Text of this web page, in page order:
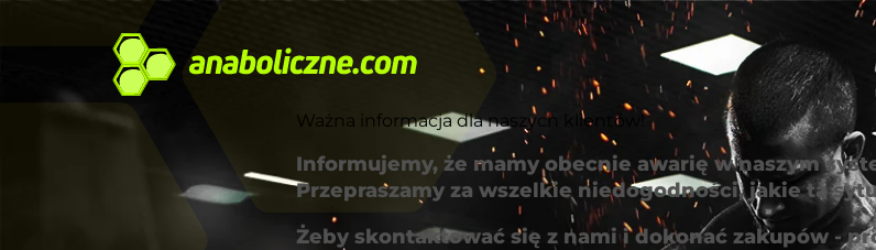
Ważna informacja dla naszych klientów!
Informujemy, że mamy obecnie awarię w naszym
Przepraszamy za wszelkie niedogodności, jakie ta
Żeby skontaktować się z nami i dokonać zakupów -